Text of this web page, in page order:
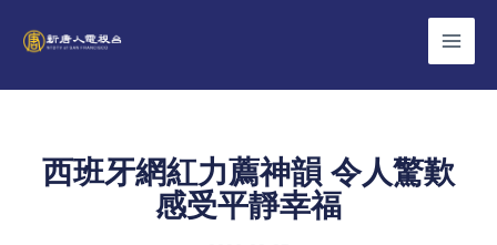
西班牙網紅力薦神韻 令人驚歎
感受平靜幸福